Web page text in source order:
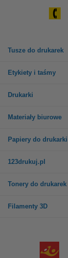
Tusze do drukarek
Etykiety i taśmy
Drukarki
Materiały biurowe
Papiery do drukarki
123drukuj.pl
Tonery do drukarek
Filamenty 3D